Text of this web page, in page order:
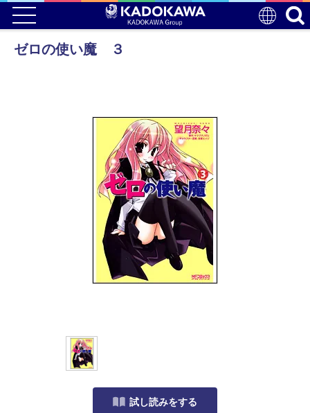
ゼロの使い魔 ３
試し読みをする